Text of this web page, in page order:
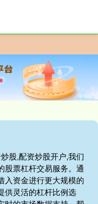
股,配资炒股开户,我们
股票杠杆交易服务。通
入资金进行更大规模的
供灵活的杠杆比例选